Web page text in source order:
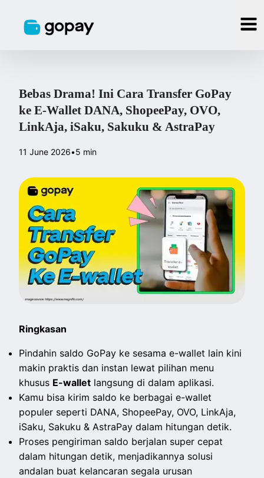
Bebas Drama! Ini Cara Transfer GoPay
ke E-Wallet DANA, ShopeePay, OVO,
LinkAja, iSaku, Sakuku & AstraPay
11 June 2026•5 min
Ringkasan
Pindahin saldo GoPay ke sesama e-wallet lain kini
makin praktis dan instan lewat pilihan menu
khusus E-wallet langsung di dalam aplikasi.
Kamu bisa kirim saldo ke berbagai e-wallet
populer seperti DANA, ShopeePay, OVO, LinkAja,
iSaku, Sakuku & AstraPay dalam hitungan detik.
Proses pengiriman saldo berjalan super cepat
dalam hitungan detik, menjadikannya solusi
andalan buat kelancaran segala urusan